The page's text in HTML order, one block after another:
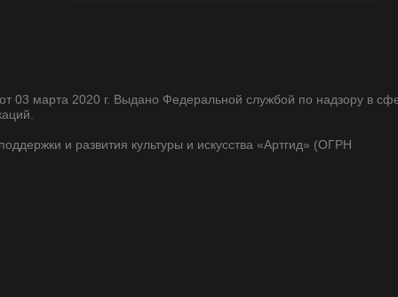
марта 2020 г. Выдано Федеральной службой по надзору в
и развития культуры и искусства «Артгид» (ОГРН